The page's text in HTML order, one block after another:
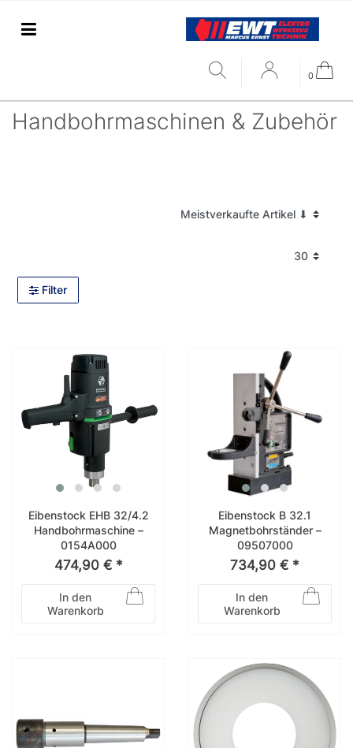
0
Handbohrmaschinen & Zubehör
Filter
Eibenstock EHB 32/4.2
Handbohrmaschine –
0154A000
474,90 € *
In den
Warenkorb
Eibenstock B 32.1
Magnetbohrständer –
09507000
734,90 € *
In den
Warenkorb